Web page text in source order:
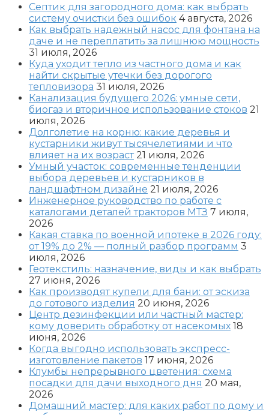
Септик для загородного дома: как выбрать
систему очистки без ошибок 4 августа, 2026
Как выбрать надежный насос для фонтана на
даче и не переплатить за лишнюю мощность
31 июля, 2026
Куда уходит тепло из частного дома и как
найти скрытые утечки без дорогого
тепловизора 31 июля, 2026
Канализация будущего 2026: умные сети,
биогаз и вторичное использование стоков 21
июля, 2026
Долголетие на корню: какие деревья и
кустарники живут тысячелетиями и что
влияет на их возраст 21 июля, 2026
Умный участок: современные тенденции
выбора деревьев и кустарников в
ландшафтном дизайне 21 июля, 2026
Инженерное руководство по работе с
каталогами деталей тракторов МТЗ 7 июля,
2026
Какая ставка по военной ипотеке в 2026 году:
от 19% до 2% — полный разбор программ 3
июля, 2026
Геотекстиль: назначение, виды и как выбрать
27 июня, 2026
Как производят купели для бани: от эскиза
до готового изделия 20 июня, 2026
Центр дезинфекции или частный мастер:
кому доверить обработку от насекомых 18
июня, 2026
Когда выгодно использовать экспресс-
изготовление пакетов 17 июня, 2026
Клумбы непрерывного цветения: схема
посадки для дачи выходного дня 20 мая,
2026
Домашний мастер: для каких работ по дому и